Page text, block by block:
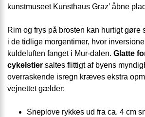
kunstmuseet Kunsthaus Graz’ åbne
Rim og frys på brosten kan hurtigt
i de tidlige morgentimer, hvor
kuldeluften fanget i Mur-dalen. Glatte
cykelstier saltes flittigt af byens
overraskende isregn kræves ekstra
vejnettet gælder:
Sneplove rykkes ud fra ca. 4 cm